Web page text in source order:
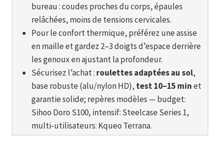
bureau : coudes proches du corps, épaules
relâchées, moins de tensions cervicales.
Pour le confort thermique, préférez une assise
en maille et gardez 2–3 doigts d’espace derrière
les genoux en ajustant la profondeur.
Sécurisez l’achat : roulettes adaptées au sol,
base robuste (alu/nylon HD), test 10–15 minet
garantie solide; repères modèles — budget:
Sihoo Doro S100, intensif: Steelcase Series 1,
multi‑utilisateurs: Kqueo Terrana.